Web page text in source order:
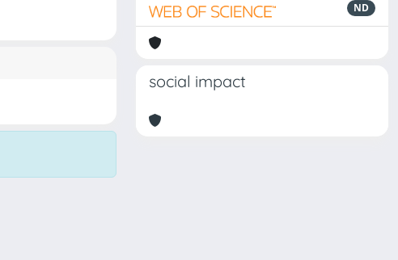
ND
social impact